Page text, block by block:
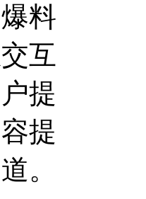
料
互
提
提
。